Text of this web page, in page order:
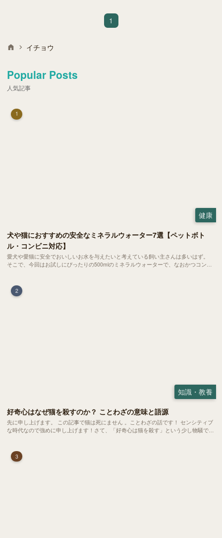
1
イチョウ
Popular Posts
人気記事
1
健康
犬や猫におすすめの安全なミネラルウォーター7選【ペットボト
ル・コンビニ対応】
愛犬や愛猫に安全でおいしいお水を与えたいと考えている飼い主さんは多いはず。
そこで、今回はお試しにぴったりの500mlのミネラルウォーターで、なおかつコンビ
2
知識・教養
好奇心はなぜ猫を殺すのか？ ことわざの意味と語源
先に申し上げます。 この記事で猫は死にません 。ことわざの話です！ センシティブ
な時代なので強めに申し上げます！さて、「好奇心は猫を殺す」という少し物騒で、
3